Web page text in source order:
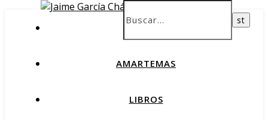
AMARTEMAS
LIBROS